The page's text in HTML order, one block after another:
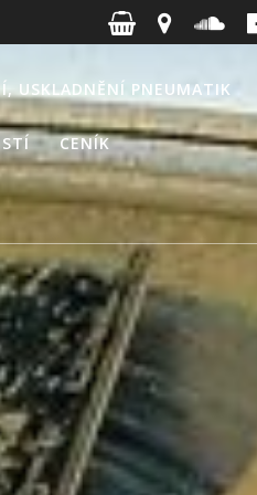
USKLADNĚNÍ PNEUMATIK
CENÍK